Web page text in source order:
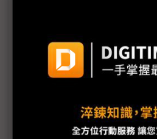
華碩重拾製造AI有功 樹林智
未來車生態系下一步？電池電